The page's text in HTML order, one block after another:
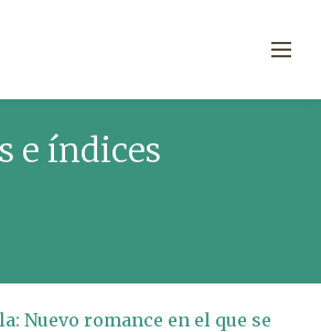
e índices
Nuevo romance en el que se